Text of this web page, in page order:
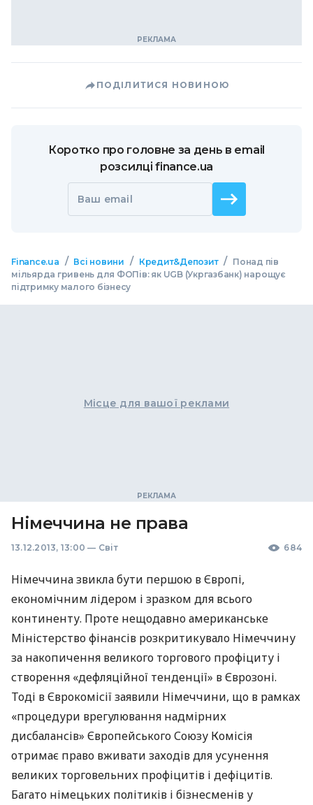
ПОДІЛИТИСЯ НОВИНОЮ
Коротко про головне за день в email
розсилці finance.ua
Ваш email
Finance.ua / Всі новини / Кредит&Депозит / Понад пів
мільярда гривень для ФОПів: як UGB (Укргазбанк) нарощує
підтримку малого бізнесу
Місце для вашої реклами
Німеччина не права
13.12.2013, 13:00 — Світ 684
Німеччина звикла бути першою в Європі,
економічним лідером і зразком для всього
континенту. Проте нещодавно американське
Міністерство фінансів розкритикувало Німеччину
за накопичення великого торгового профіциту і
створення «дефляційної тенденції» в Єврозоні.
Тоді в Єврокомісії заявили Німеччини, що в рамках
«процедури врегулювання надмірних
дисбалансів» Європейського Союзу Комісія
отримає право вживати заходів для усунення
великих торговельних профіцитів і дефіцитів.
Багато німецьких політиків і бізнесменів у